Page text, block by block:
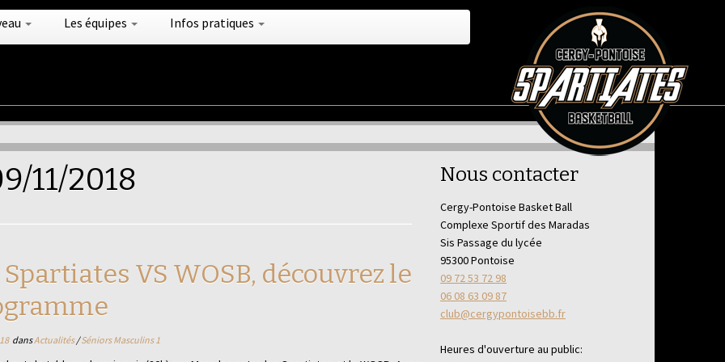
Les équipes Infos pratiques
11/2018
Spartiates VS WOSB, découvrez le
dansActualités/Séniors Masculins 1
Nous contacter
Cergy-Pontoise Basket Ball
Complexe Sportif des Maradas
Sis Passage du lycée
95300 Pontoise
09 72 53 72 98
06 08 63 09 87
club@cergypontoisebb.fr
Heures d'ouverture au public: